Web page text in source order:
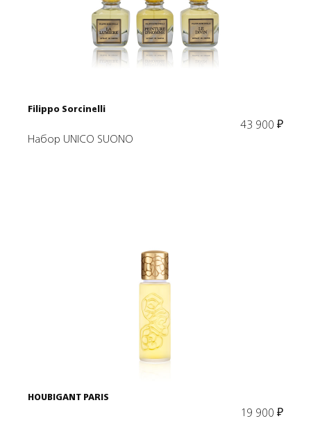
В корзину
Filippo Sorcinelli
43 900 ₽
Набор UNICO SUONO
Подробнее
В корзину
HOUBIGANT PARIS
19 900 ₽